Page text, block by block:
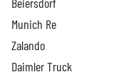
Munich Re
Zalando
Daimler Truck